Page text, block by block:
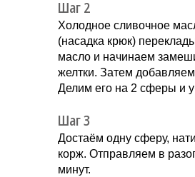
Шаг 2
Холодное сливочное
(насадка крюк)
масло и начинаем
желтки. Затем
Делим его на 2 сферы и
Шаг 3
Достаём одну сферу,
корж. Отправляем в
минут.